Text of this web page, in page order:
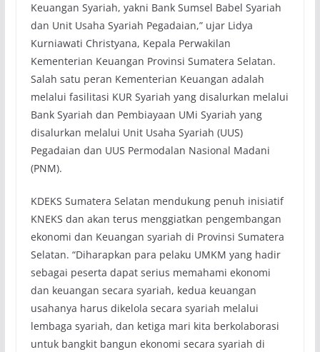
Keuangan Syariah, yakni Bank Sumsel Babel Syariah
dan Unit Usaha Syariah Pegadaian,” ujar Lidya
Kurniawati Christyana, Kepala Perwakilan
Kementerian Keuangan Provinsi Sumatera Selatan.
Salah satu peran Kementerian Keuangan adalah
melalui fasilitasi KUR Syariah yang disalurkan melalui
Bank Syariah dan Pembiayaan UMi Syariah yang
disalurkan melalui Unit Usaha Syariah (UUS)
Pegadaian dan UUS Permodalan Nasional Madani
(PNM).
KDEKS Sumatera Selatan mendukung penuh inisiatif
KNEKS dan akan terus menggiatkan pengembangan
ekonomi dan Keuangan syariah di Provinsi Sumatera
Selatan. “Diharapkan para pelaku UMKM yang hadir
sebagai peserta dapat serius memahami ekonomi
dan keuangan secara syariah, kedua keuangan
usahanya harus dikelola secara syariah melalui
lembaga syariah, dan ketiga mari kita berkolaborasi
untuk bangkit bangun ekonomi secara syariah di